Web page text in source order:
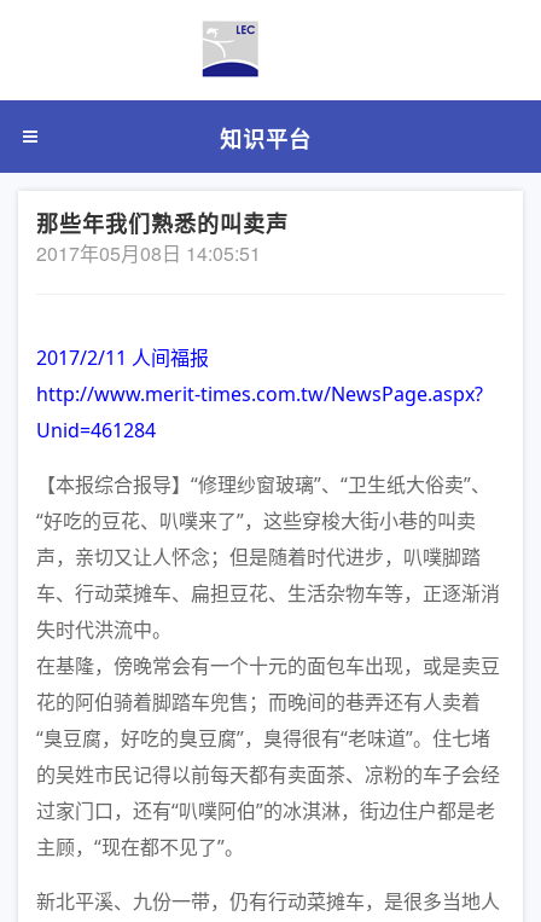
知识平台
那些年我们熟悉的叫卖声
2017年05月08日 14:05:51
2017/2/11 人间福报
http://www.merit-times.com.tw/NewsPage.aspx?
Unid=461284
【本报综合报导】“修理纱窗玻璃”、“卫生纸大俗卖”、
“好吃的豆花、叭噗来了”，这些穿梭大街小巷的叫卖
声，亲切又让人怀念；但是随着时代进步，叭噗脚踏
车、行动菜摊车、扁担豆花、生活杂物车等，正逐渐消
失时代洪流中。
在基隆，傍晚常会有一个十元的面包车出现，或是卖豆
花的阿伯骑着脚踏车兜售；而晚间的巷弄还有人卖着
“臭豆腐，好吃的臭豆腐”，臭得很有“老味道”。住七堵
的吴姓市民记得以前每天都有卖面茶、凉粉的车子会经
过家门口，还有“叭噗阿伯”的冰淇淋，街边住户都是老
主顾，“现在都不见了”。
新北平溪、九份一带，仍有行动菜摊车，是很多当地人